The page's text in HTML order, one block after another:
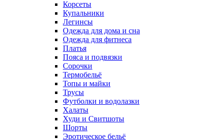
Корсеты
Купальники
Легинсы
Одежда для дома и сна
Одежда для фитнеса
Платья
Пояса и подвязки
Сорочки
Термобельё
Топы и майки
Трусы
Футболки и водолазки
Халаты
Худи и Свитшоты
Шорты
Эротическое бельё